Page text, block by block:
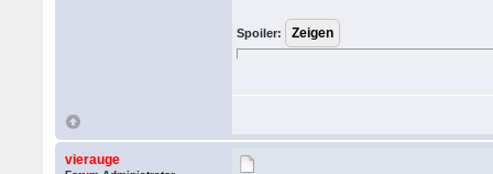
Spoiler:
vierauge